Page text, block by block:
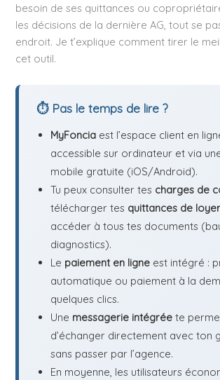
besoin de ses quittances ou
les décisions de la dernière AG, tout se
endroit. Je t’explique comment tirer le
cet outil.
⏱ Pas le temps de lire ?
MyFoncia est l’espace client en
accessible sur ordinateur et via
mobile gratuite (iOS/Android).
Tu peux consulter tes charges de
télécharger tes quittances de loyer
accéder à tous tes documents
diagnostics).
Le paiement en ligne est intégré :
automatique ou paiement à la
quelques clics.
Une messagerie intégrée te
d’échanger directement avec ton
sans passer par l’agence.
En moyenne, les utilisateurs